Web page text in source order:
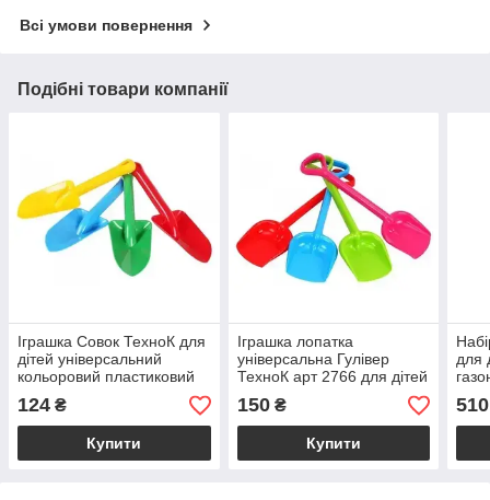
Всі умови повернення
Подібні товари компанії
Іграшка Совок ТехноК для
дітей універсальний
кольоровий пластиковий
совок для пісочниці та
садочка арт 2186
124 ₴
Купити
Іграшка лопатка
універсальна Гулівер
ТехноК арт 2766 для дітей
з якісного пластику різних
кольорів для пісочниці та
саду
150₴
Купити
для
55 х
510